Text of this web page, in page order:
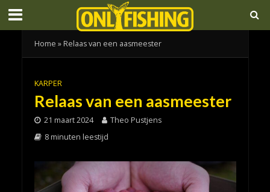
Home » Relaas van een aasmeester
KARPER
Relaas van een aasmeester
21 maart 2024
Theo Pustjens
8 minuten leestijd